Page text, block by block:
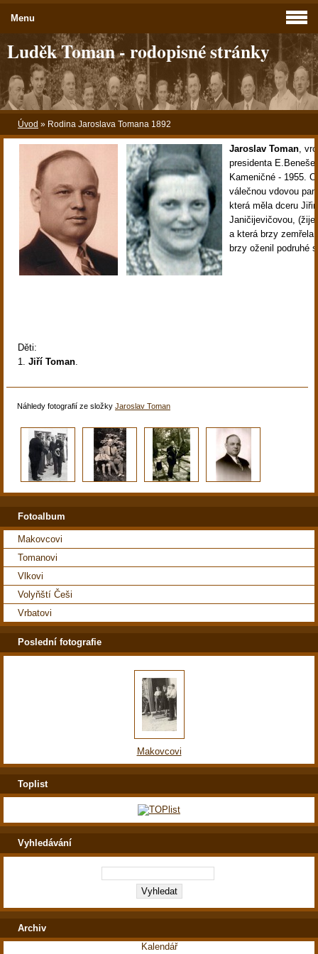
Luděk Toman - rodopisné stránky
Úvod » Rodina Jaroslava Tomana 1892
Jaroslav Toman,
presidenta
Kameničné - 1955.
válečnou vdovou
která měla dceru
Janičijevičovou, (žije
a která brzy
brzy oženil podruhé
Děti:
1. Jiří Toman.
Náhledy fotografií ze složky Jaroslav Toman
Menu
Fotoalbum
Makovcovi
Tomanovi
Vlkovi
Volyňští Češi
Vrbatovi
Poslední fotografie
Makovcovi
Toplist
Vyhledávání
Archiv
Kalendář